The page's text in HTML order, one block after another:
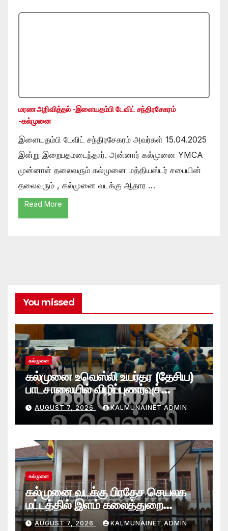
மரண அறிவித்தல் -இளையதம்பி டேவிட் சந்திரசேகரம்
-கல்முனை
இளையதம்பி டேவிட் சந்திரசேகரம் அவர்கள் 15.04.2025
இன்று இறைபதமடைந்தார். அன்னார் கல்முனை YMCA
முன்னாள் தலைவரும் கல்முனை மத்தியஸ்டர் சபையின்
தலைவரும் , கல்முனை வடக்கு ஆதார …
Read More
You missed
கல்முனை
கல்முனை உவெஸ்லி உயர்தர (தேசிய)
பாடசாலையில் விழிப்புணர்வுச்
செயலமர்வு
AUGUST 7, 2026 KALMUNAINET ADMIN
கல்முனை
கல்முனை வடக்கு பிரதேச செயலக
மட்டத்தில் இளம் கலைத்துறை
சாதனையாளர்களை உருவாக்கும்
AUGUST 7, 2026 KALMUNAINET ADMIN